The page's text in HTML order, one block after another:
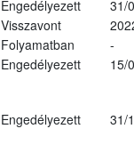
Engedélyezett
31/
Visszavont
Folyamatban
-
Engedélyezett
15/
Engedélyezett 31/